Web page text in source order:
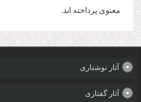
معنوى پرداخته اند.
آثار نوشتاری
آثار گفتاری